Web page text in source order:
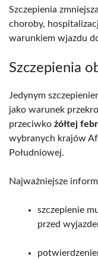
Szczepienia
choroby,
warunkiem wjazdu
Szczepienia
Jedynym
jako warunek
przeciwko żółtej
wybranych krajów
Południowej.
Najważniejsze
szczepienie
przed